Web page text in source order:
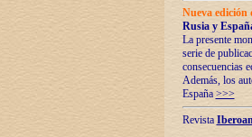
Nueva
Rusia y
La presente
serie de
consecuencias
Además, los
España >>>
Revista